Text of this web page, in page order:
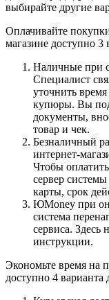
выбирайте другие
Оплачивайте
магазине доступно 3
Наличные при
Специалист
уточнить
купюры. Вы
документы,
товар и чек.
Безналичный
интернет-
Чтобы
сервер
карты, срок
ЮMoney при
система
сервиса. Здесь
инструкции.
Экономьте время на
доступно 4 варианта